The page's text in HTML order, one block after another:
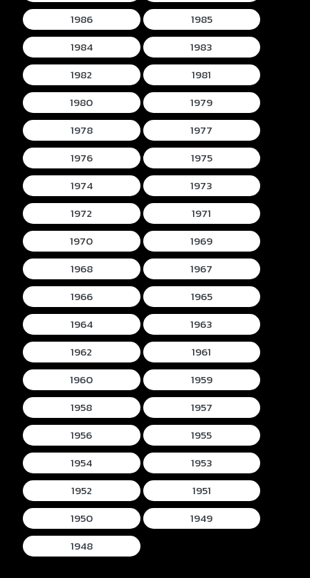
1986
1985
1984
1983
1982
1981
1980
1979
1978
1977
1976
1975
1974
1973
1972
1971
1970
1969
1968
1967
1966
1965
1964
1963
1962
1961
1960
1959
1958
1957
1956
1955
1954
1953
1952
1951
1950
1949
1948